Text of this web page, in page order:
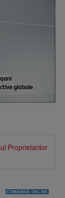
Proprietarilor